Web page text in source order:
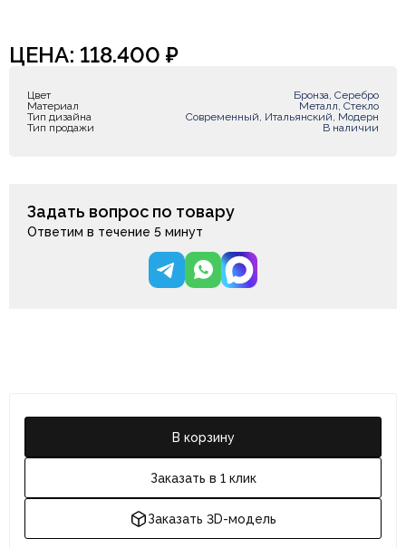
В корзину
Заказать в 1 клик
Заказать 3D-модель
ЦЕНА: 118.400 ₽
Цвет
Бронза, Серебро
Материал
Металл, Стекло
Тип дизайна
Современный, Итальянский, Модерн
Тип продажи
В наличии
Задать вопрос по товару
Ответим в течение 5 минут